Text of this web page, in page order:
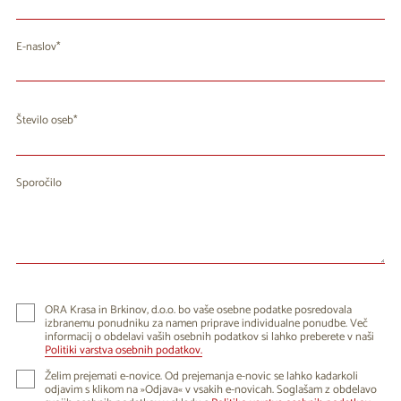
E-naslov
Število oseb
Sporočilo
ORA Krasa in Brkinov, d.o.o. bo vaše osebne podatke posredovala
izbranemu ponudniku za namen priprave individualne ponudbe. Več
informacij o obdelavi vaših osebnih podatkov si lahko preberete v naši
Politiki varstva osebnih podatkov.
Želim prejemati e-novice. Od prejemanja e-novic se lahko kadarkoli
odjavim s klikom na »Odjava« v vsakih e-novicah. Soglašam z obdelavo